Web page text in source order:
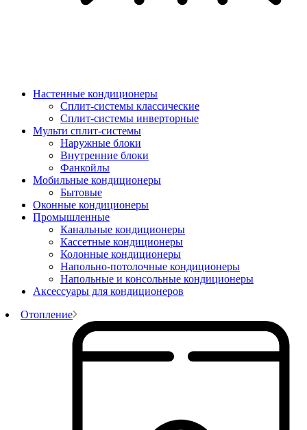
Настенные кондиционеры
Сплит-системы классические
Сплит-системы инверторные
Мульти сплит-системы
Наружные блоки
Внутренние блоки
Фанкойлы
Мобильные кондиционеры
Бытовые
Оконные кондиционеры
Промышленные
Канальные кондиционеры
Кассетные кондиционеры
Колонные кондиционеры
Напольно-потолочные кондиционеры
Напольные и консольные кондиционеры
Аксессуары для кондиционеров
Отопление